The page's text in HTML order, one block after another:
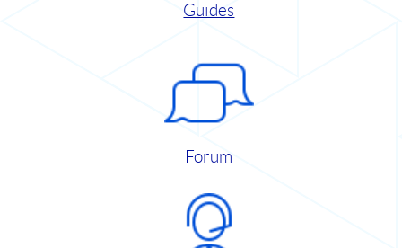
Guides
Forum